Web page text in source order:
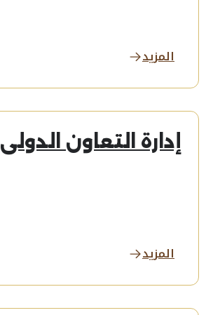
المزيد
إدارة التعاون الدولي
المزيد